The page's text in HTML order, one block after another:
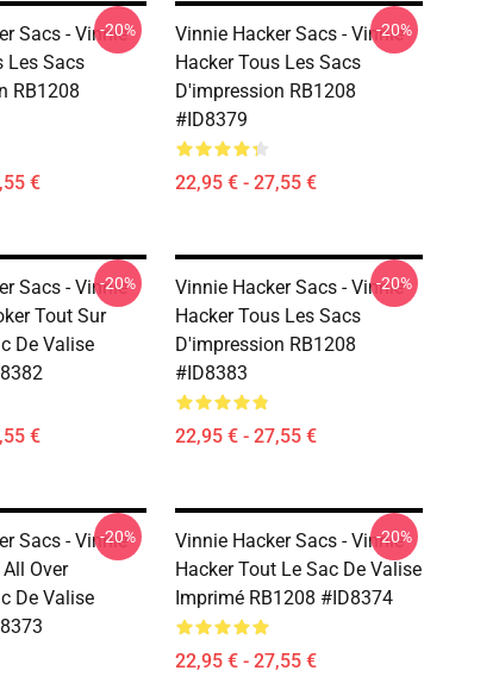
Sacs - Vinnie
Les Sacs
RB1208
€
-20%
Vinnie Hacker Sacs - Vinnie
Hacker Tous Les Sacs
D'impression RB1208
#ID8379
22,95 € - 27,55 €
-20%
Sacs - Vinnie
Tout Sur
De Valise
€
-20%
Vinnie Hacker Sacs - Vinnie
Hacker Tous Les Sacs
D'impression RB1208
#ID8383
22,95 € - 27,55 €
-20%
Sacs - Vinnie
Over
De Valise
-20%
Vinnie Hacker Sacs - Vinnie
Hacker Tout Le Sac De Valise
Imprimé RB1208 #ID8374
22,95 € - 27,55 €
-20%